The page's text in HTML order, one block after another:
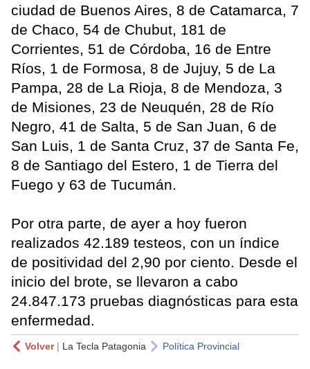
ciudad de Buenos Aires, 8 de Catamarca, 7
de Chaco, 54 de Chubut, 181 de
Corrientes, 51 de Córdoba, 16 de Entre
Ríos, 1 de Formosa, 8 de Jujuy, 5 de La
Pampa, 28 de La Rioja, 8 de Mendoza, 3
de Misiones, 23 de Neuquén, 28 de Río
Negro, 41 de Salta, 5 de San Juan, 6 de
San Luis, 1 de Santa Cruz, 37 de Santa Fe,
8 de Santiago del Estero, 1 de Tierra del
Fuego y 63 de Tucumán.
Por otra parte, de ayer a hoy fueron
realizados 42.189 testeos, con un índice
de positividad del 2,90 por ciento. Desde el
inicio del brote, se llevaron a cabo
24.847.173 pruebas diagnósticas para esta
enfermedad.
Volver| La Tecla Patagonia Política Provincial